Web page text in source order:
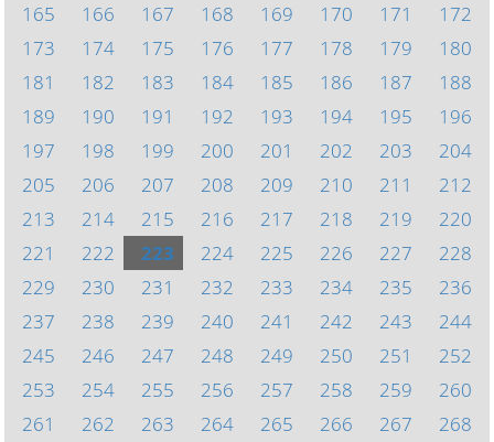
165
166 167 168 169 170 171
172
173
174 175 176 177 178 179
180
181
182 183 184 185 186 187
188
189
190 191 192 193 194 195
196
197
198 199 200 201 202 203
204
205
206 207 208 209 210 211
212
213
214 215 216 217 218 219
220
221
222 223 224 225 226 227
228
229
230 231 232 233 234 235
236
237
238 239 240 241 242 243
244
245
246 247 248 249 250 251
252
253
254 255 256 257 258 259
260
261
262 263 264 265 266 267
268